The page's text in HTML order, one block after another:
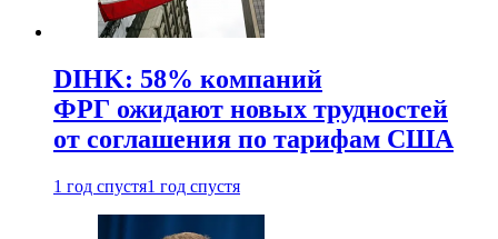
DIHK: 58% компаний
ФРГ ожидают новых трудностей
от соглашения по тарифам США
1 год спустя1 год спустя